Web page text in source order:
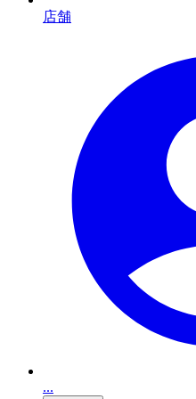
店舗
...